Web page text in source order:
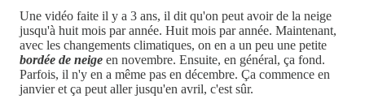
Une vidéo faite il y a 3 ans, il dit qu'on peut avoir de la neige
jusqu'à huit mois par année. Huit mois par année. Maintenant,
avec les changements climatiques, on en a un peu une petite
bordée de neige en novembre. Ensuite, en général, ça fond.
Parfois, il n'y en a même pas en décembre. Ça commence en
janvier et ça peut aller jusqu'en avril, c'est sûr.